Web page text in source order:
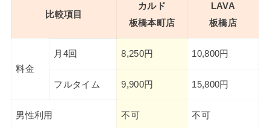
比較項目
カルド
板橋本町店
LAVA
板橋店
料金
月4回 8,250円 10,800円
フルタイム 9,900円 15,800円
男性利用 不可 不可